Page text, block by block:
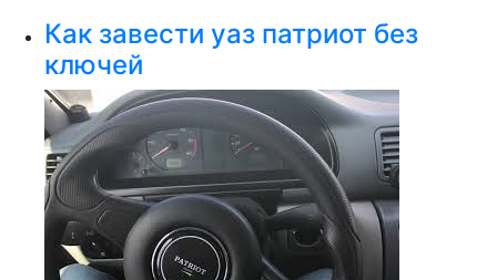
Как завести уаз патриот без
ключей